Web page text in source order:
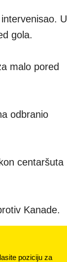
U
gola.
malo pored
odbranio
centaršuta
Kanade.
poziciju za